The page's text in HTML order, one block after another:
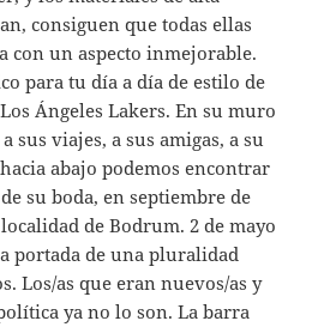
consiguen que todas ellas
con un aspecto inmejorable.
para tu día a día de estilo de
Ángeles Lakers. En su muro
sus viajes, a sus amigas, a su
abajo podemos encontrar
su boda, en septiembre de
de Bodrum. 2 de mayo
portada de una pluralidad
Los/as que eran nuevos/as y
ya no lo son. La barra